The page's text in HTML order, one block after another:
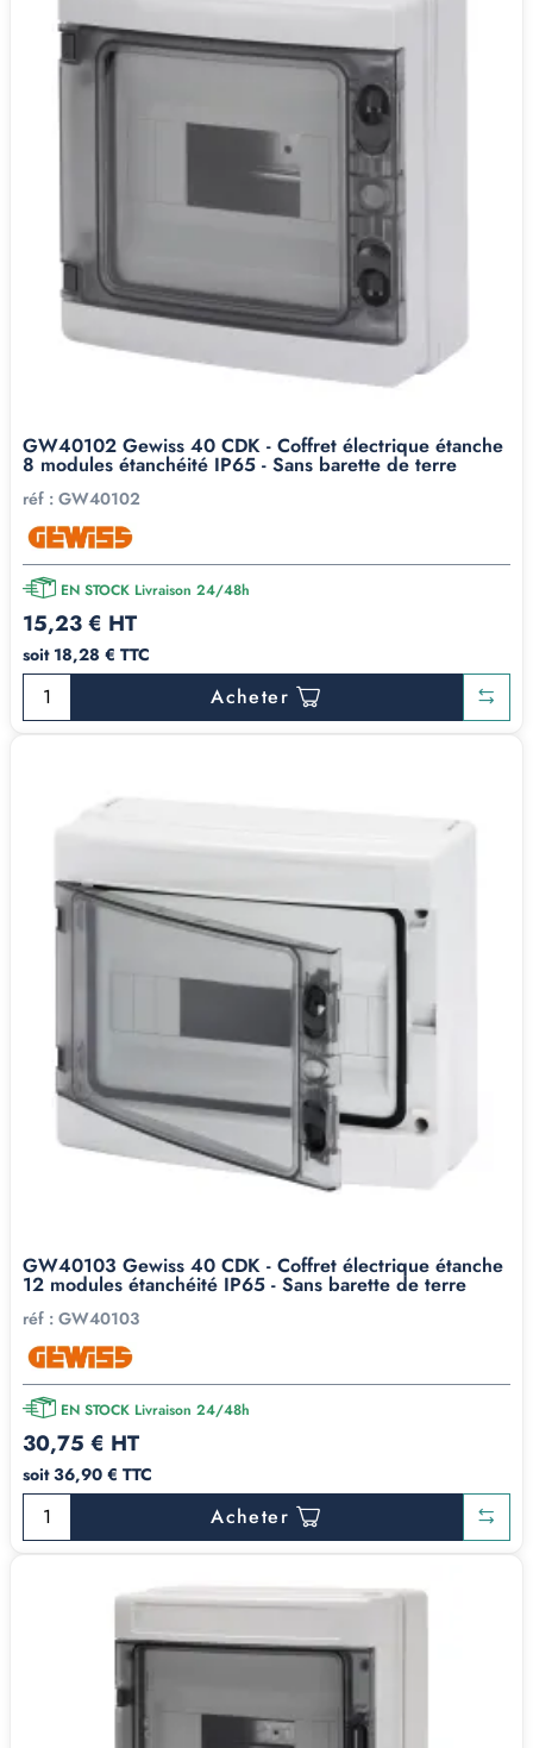
GW40102 Gewiss 40 CDK - Coffret électrique étanche
8 modules étanchéité IP65 - Sans barette de terre
réf : GW40102
EN STOCK Livraison 24/48h
15,23 € HT
soit 18,28 € TTC
Acheter
GW40103 Gewiss 40 CDK - Coffret électrique étanche
12 modules étanchéité IP65 - Sans barette de terre
réf : GW40103
EN STOCK Livraison 24/48h
30,75 € HT
soit 36,90 € TTC
Acheter